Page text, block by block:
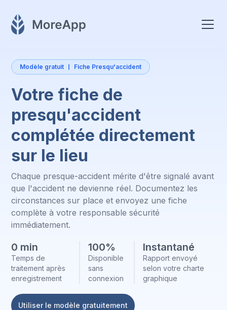
Modèle gratuit Fiche Presqu'accident
Votre fiche de
presqu'accident
complétée directement
sur le lieu
Chaque presque-accident mérite d'être signalé avant
que l'accident ne devienne réel. Documentez les
circonstances sur place et envoyez une fiche
complète à votre responsable sécurité
immédiatement.
0 min
Temps de
traitement après
enregistrement
100%
Disponible
sans
connexion
Instantané
Rapport envoyé
selon votre charte
graphique
Utiliser le modèle gratuitement